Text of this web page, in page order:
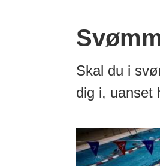
Skal du i
dig i, uanset